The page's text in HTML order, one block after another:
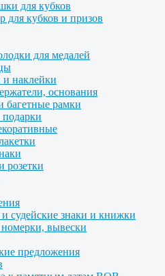
для кубков
для кубков и призов
для медалей
наклейки
основания
рамки
судейские знаки и книжки
вывески
предложения